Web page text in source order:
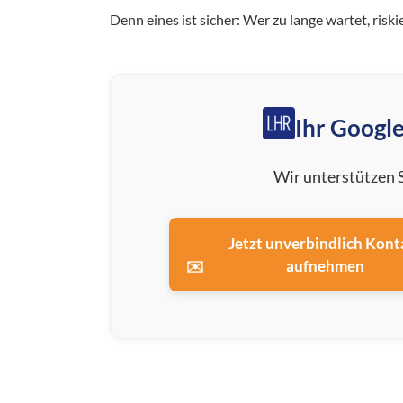
Denn eines ist sicher: Wer zu lange wartet,
Ihr
Wir unterstützen
✉️
Jetzt unverbindlich
aufnehmen